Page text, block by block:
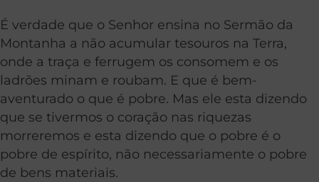
É verdade que o Senhor ensina no Sermão da
Montanha a não acumular tesouros na Terra,
onde a traça e ferrugem os consomem e os
ladrões minam e roubam. E que é bem-
aventurado o que é pobre. Mas ele esta dizendo
que se tivermos o coração nas riquezas
morreremos e esta dizendo que o pobre é o
pobre de espírito, não necessariamente o pobre
de bens materiais.